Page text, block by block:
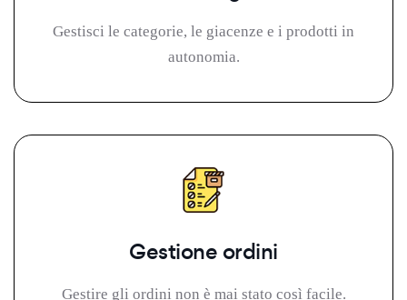
Gestisci le categorie, le giacenze e i prodotti in
autonomia.
Gestione ordini
Gestire gli ordini non è mai stato così facile.